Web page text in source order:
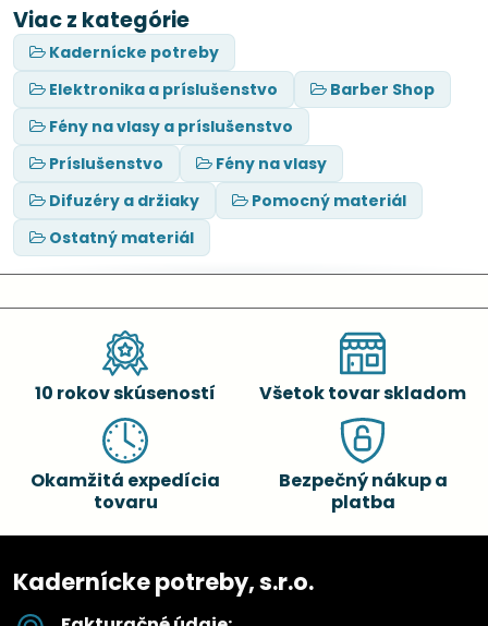
Viac z kategórie
Kadernícke potreby
Elektronika a príslušenstvo
Barber Shop
Fény na vlasy a príslušenstvo
Príslušenstvo
Fény na vlasy
Difuzéry a držiaky
Pomocný materiál
Ostatný materiál
10 rokov skúseností Všetok tovar skladom
Okamžitá expedícia
tovaru
Bezpečný nákup a
platba
Kadernícke potreby, s.r.o.